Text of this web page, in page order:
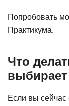
Попробовать
Практикума.
Что
Если вы сейчас